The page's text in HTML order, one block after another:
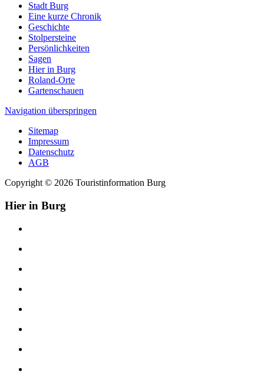
Stadt Burg
Eine kurze Chronik
Geschichte
Stolpersteine
Persönlichkeiten
Sagen
Hier in Burg
Roland-Orte
Gartenschauen
Navigation überspringen
Sitemap
Impressum
Datenschutz
AGB
Copyright © 2026 Touristinformation Burg
Hier in Burg